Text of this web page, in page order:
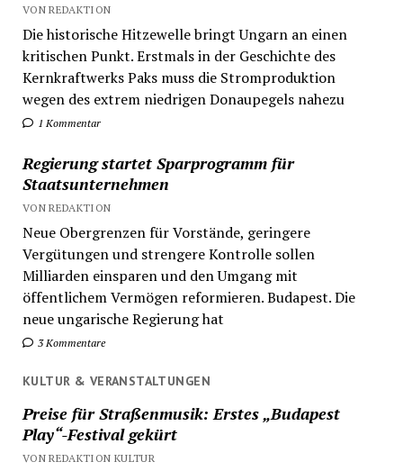
VON REDAKTION
Die historische Hitzewelle bringt Ungarn an einen
kritischen Punkt. Erstmals in der Geschichte des
Kernkraftwerks Paks muss die Stromproduktion
wegen des extrem niedrigen Donaupegels nahezu
1 Kommentar
Regierung startet Sparprogramm für
Staatsunternehmen
VON REDAKTION
Neue Obergrenzen für Vorstände, geringere
Vergütungen und strengere Kontrolle sollen
Milliarden einsparen und den Umgang mit
öffentlichem Vermögen reformieren. Budapest. Die
neue ungarische Regierung hat
3 Kommentare
KULTUR & VERANSTALTUNGEN
Preise für Straßenmusik: Erstes „Budapest
Play“-Festival gekürt
VON REDAKTION KULTUR